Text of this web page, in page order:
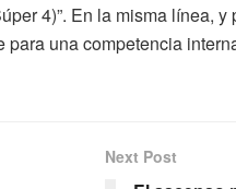
4)”. En la misma línea,
una competencia
Next Post